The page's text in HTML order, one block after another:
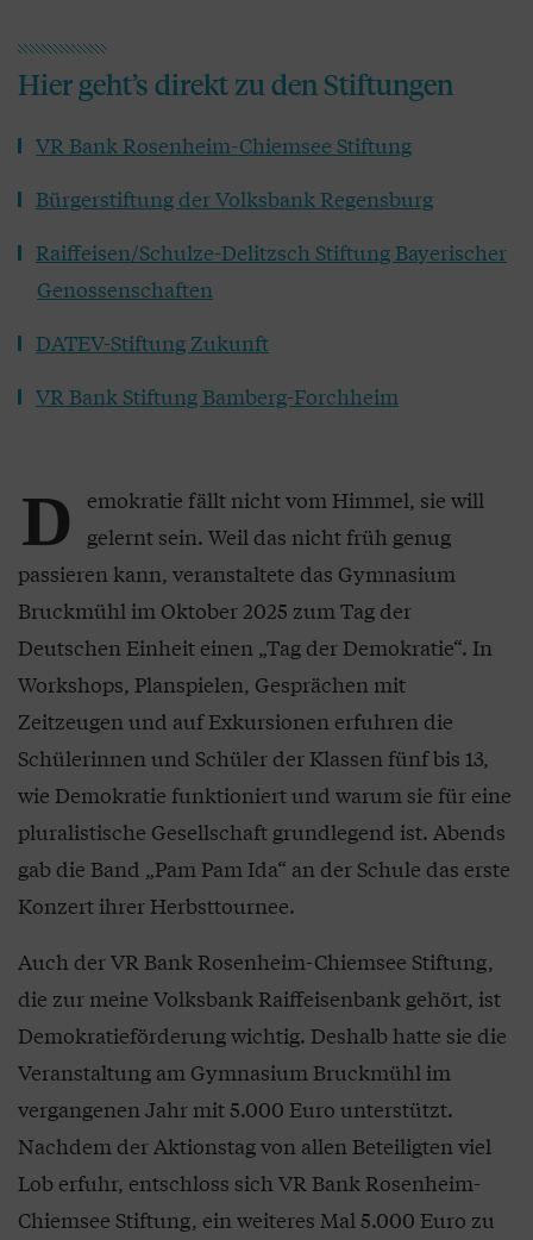
Hier geht’s direkt zu den Stiftungen
VR Bank Rosenheim-Chiemsee Stiftung
Bürgerstiftung der Volksbank Regensburg
Raiffeisen/Schulze-Delitzsch Stiftung Bayerischer
Genossenschaften
DATEV-Stiftung Zukunft
VR Bank Stiftung Bamberg-Forchheim
D emokratie fällt nicht vom Himmel, sie will
gelernt sein. Weil das nicht früh genug
passieren kann, veranstaltete das Gymnasium
Bruckmühl im Oktober 2025 zum Tag der
Deutschen Einheit einen „Tag der Demokratie“. In
Workshops, Planspielen, Gesprächen mit
Zeitzeugen und auf Exkursionen erfuhren die
Schülerinnen und Schüler der Klassen fünf bis 13,
wie Demokratie funktioniert und warum sie für eine
pluralistische Gesellschaft grundlegend ist. Abends
gab die Band „Pam Pam Ida“ an der Schule das erste
Konzert ihrer Herbsttournee.
Auch der VR Bank Rosenheim-Chiemsee Stiftung,
die zur meine Volksbank Raiffeisenbank gehört, ist
Demokratieförderung wichtig. Deshalb hatte sie die
Veranstaltung am Gymnasium Bruckmühl im
vergangenen Jahr mit 5.000 Euro unterstützt.
Nachdem der Aktionstag von allen Beteiligten viel
Lob erfuhr, entschloss sich VR Bank Rosenheim-
Chiemsee Stiftung, ein weiteres Mal 5.000 Euro zu